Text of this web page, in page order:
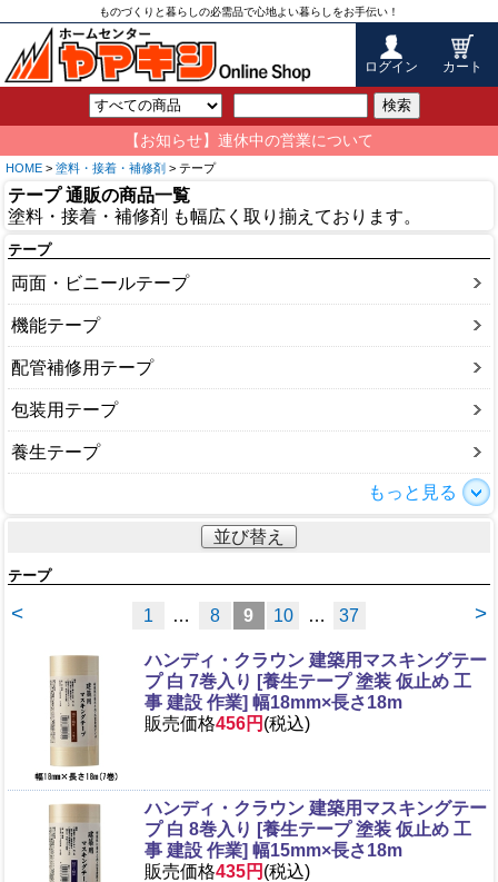
ものづくりと暮らしの必需品で心地よい暮らしをお手伝い！
ログイン カート
検索
【お知らせ】連休中の営業について
HOME > 塗料・接着・補修剤 > テープ
テープ 通販の商品一覧
塗料・接着・補修剤 も幅広く取り揃えております。
テープ
両面・ビニールテープ
機能テープ
配管補修用テープ
包装用テープ
養生テープ
もっと見る
並び替え
テープ
< >
1 … 8 9 10 … 37
ハンディ・クラウン 建築用マスキングテー
プ 白 7巻入り [養生テープ 塗装 仮止め 工
事 建設 作業] 幅18mm×長さ18m
販売価格456円 (税込)
ハンディ・クラウン 建築用マスキングテー
プ 白 8巻入り [養生テープ 塗装 仮止め 工
事 建設 作業] 幅15mm×長さ18m
販売価格435円 (税込)